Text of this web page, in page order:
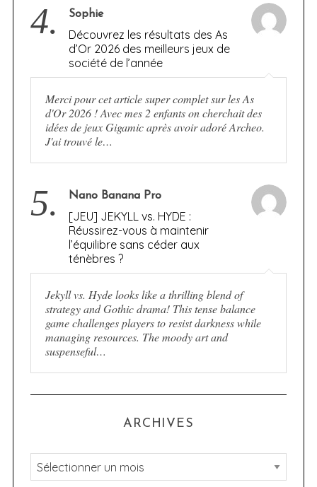
4. Sophie
Découvrez les résultats des As
d’Or 2026 des meilleurs jeux de
société de l’année
Merci pour cet article super complet sur les As
d'Or 2026 ! Avec mes 2 enfants on cherchait des
idées de jeux Gigamic après avoir adoré Archeo.
J'ai trouvé le…
5. Nano Banana Pro
[JEU] JEKYLL vs. HYDE :
Réussirez-vous à maintenir
l’équilibre sans céder aux
ténèbres ?
Jekyll vs. Hyde looks like a thrilling blend of
strategy and Gothic drama! This tense balance
game challenges players to resist darkness while
managing resources. The moody art and
suspenseful…
ARCHIVES
A
r